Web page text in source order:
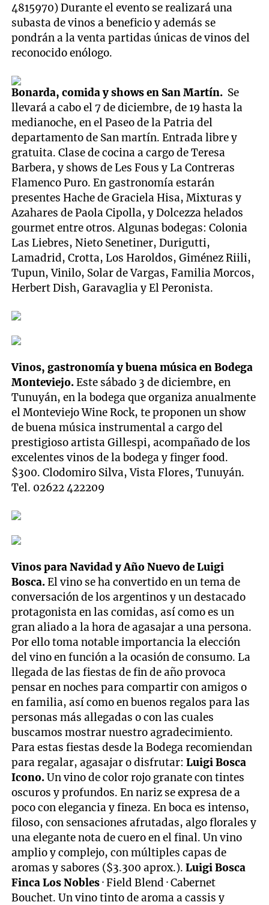
4815970) Durante el evento se realizará una
subasta de vinos a beneficio y además se
pondrán a la venta partidas únicas de vinos del
reconocido enólogo.
Bonarda, comida y shows en San Martín. Se
llevará a cabo el 7 de diciembre, de 19 hasta la
medianoche, en el Paseo de la Patria del
departamento de San martín. Entrada libre y
gratuita. Clase de cocina a cargo de Teresa
Barbera, y shows de Les Fous y La Contreras
Flamenco Puro. En gastronomía estarán
presentes Hache de Graciela Hisa, Mixturas y
Azahares de Paola Cipolla, y Dolcezza helados
gourmet entre otros. Algunas bodegas: Colonia
Las Liebres, Nieto Senetiner, Durigutti,
Lamadrid, Crotta, Los Haroldos, Giménez Riili,
Tupun, Vinilo, Solar de Vargas, Familia Morcos,
Herbert Dish, Garavaglia y El Peronista.
Vinos, gastronomía y buena música en Bodega
Monteviejo.Este sábado 3 de diciembre, en
Tunuyán, en la bodega que organiza anualmente
el Monteviejo Wine Rock, te proponen un show
de buena música instrumental a cargo del
prestigioso artista Gillespi, acompañado de los
excelentes vinos de la bodega y finger food.
$300. Clodomiro Silva, Vista Flores, Tunuyán.
Tel. 02622 422209
Vinos para Navidad y Año Nuevo de Luigi
Bosca.El vino se ha convertido en un tema de
conversación de los argentinos y un destacado
protagonista en las comidas, así como es un
gran aliado a la hora de agasajar a una persona.
Por ello toma notable importancia la elección
del vino en función a la ocasión de consumo. La
llegada de las fiestas de fin de año provoca
pensar en noches para compartir con amigos o
en familia, así como en buenos regalos para las
personas más allegadas o con las cuales
buscamos mostrar nuestro agradecimiento.
Para estas fiestas desde la Bodega recomiendan
para regalar, agasajar o disfrutar:Luigi Bosca
Icono.Un vino de color rojo granate con tintes
oscuros y profundos. En nariz se expresa de a
poco con elegancia y fineza. En boca es intenso,
filoso, con sensaciones afrutadas, algo florales y
una elegante nota de cuero en el final. Un vino
amplio y complejo, con múltiples capas de
aromas y sabores ($3.300 aprox.).Luigi Bosca
Finca Los Nobles· Field Blend · Cabernet
Bouchet. Un vino tinto de aroma a cassis y